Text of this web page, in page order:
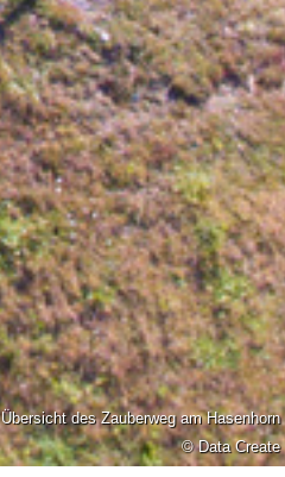
Übersicht des Zauberweg am Hasenhorn
© Data Create